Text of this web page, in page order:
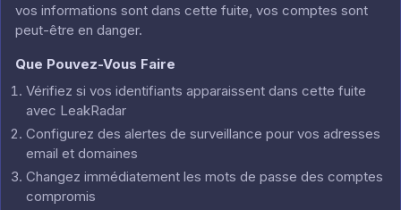
vos informations sont dans cette fuite, vos comptes sont
peut-être en danger.
Que Pouvez-Vous Faire
Vérifiez si vos identifiants apparaissent dans cette fuite
avec LeakRadar
Configurez des alertes de surveillance pour vos adresses
email et domaines
Changez immédiatement les mots de passe des comptes
compromis